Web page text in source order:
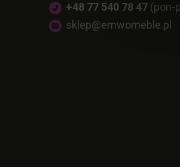
+48 77 540 78 47 (pon-
sklep@emwomeble.pl